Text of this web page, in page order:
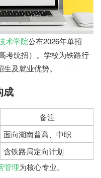
术学院公布2026年单招
考统招）。学校为铁路行
及就业优势。
成
备注
面向湖南普高、中职
含铁路局定向计划
管理为核心专业。